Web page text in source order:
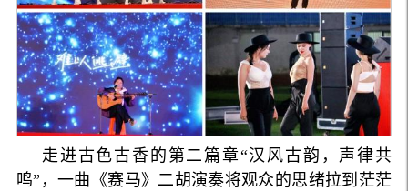
走进古色古香的第二篇章“汉风古韵，声律共
鸣”，一曲《赛马》二胡演奏将观众的思绪拉到茫茫